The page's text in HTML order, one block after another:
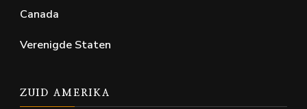
Canada
Verenigde Staten
ZUID AMERIKA